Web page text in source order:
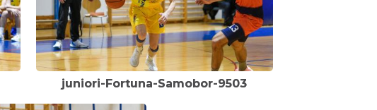
juniori-Fortuna-Samobor-9503